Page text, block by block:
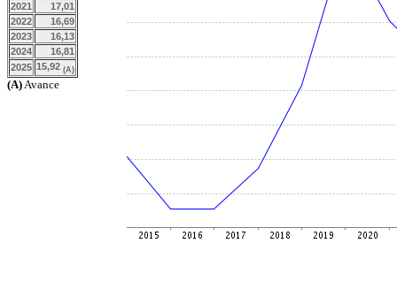
2021
17,01
2022
16,69
2023
16,13
2024
16,81
2025 15,92 (A)
(A)Avance